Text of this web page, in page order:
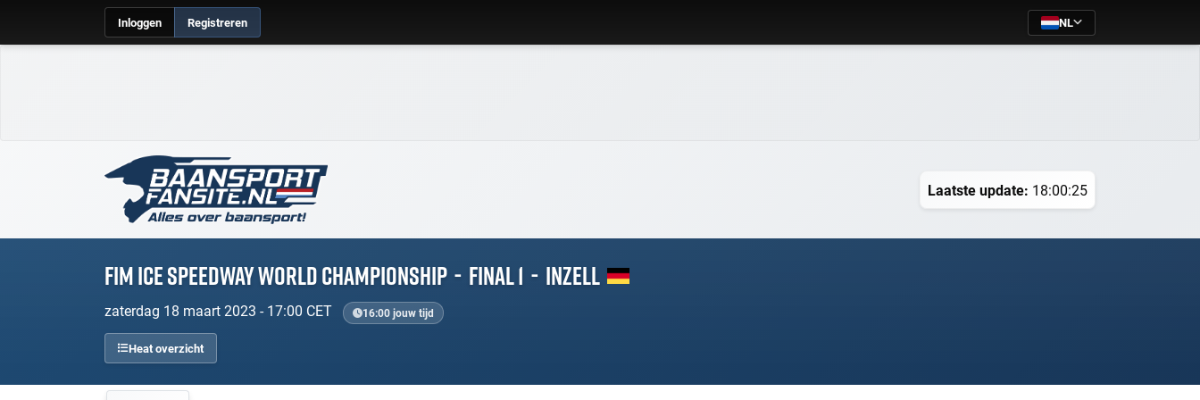
Inloggen Registreren NL
Laatste update: 18:00:25
FIM Ice Speedway World Championship - Final 1 - Inzell
zaterdag 18 maart 2023 - 17:00 CET 16:00 jouw tijd
Heat overzicht